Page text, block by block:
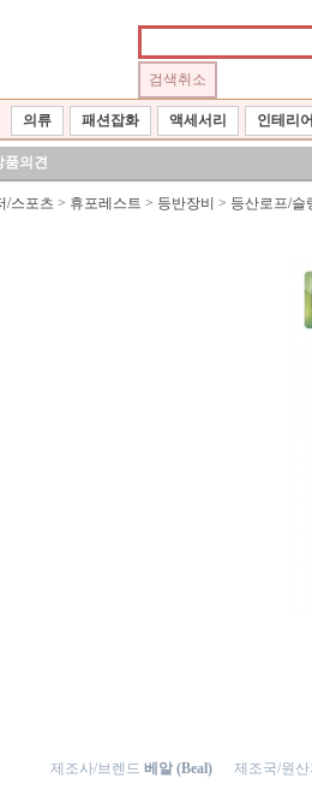
의류 패션잡화 액세서리 인테리
품의견
/스포츠 > 휴포레스트 > 등반장비 > 등산로프/슬
제조사/브렌드 베알 (Beal) 제조국/원